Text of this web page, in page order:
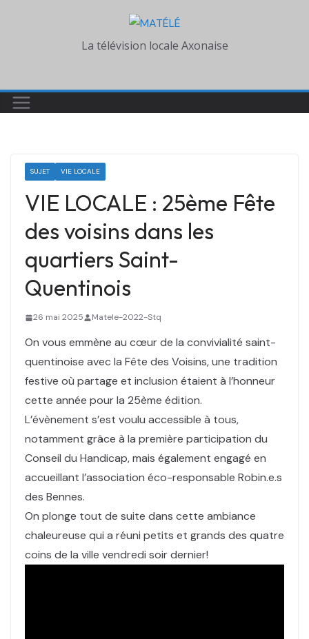
La télévision locale Axonaise
SUJET VIE LOCALE
VIE LOCALE : 25ème Fête
des voisins dans les
quartiers Saint-
Quentinois
26 mai 2025 Matele-2022-Stq
On vous emmène au cœur de la convivialité saint-
quentinoise avec la Fête des Voisins, une tradition
festive où partage et inclusion étaient à l’honneur
cette année pour la 25ème édition.
L’évènement s’est voulu accessible à tous,
notamment grâce à la première participation du
Conseil du Handicap, mais également engagé en
accueillant l’association éco-responsable Robin.e.s
des Bennes.
On plonge tout de suite dans cette ambiance
chaleureuse qui a réuni petits et grands des quatre
coins de la ville vendredi soir dernier!